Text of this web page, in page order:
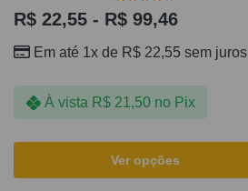
R$ 22,55 - R$ 99,46
Em até 1x de R$ 22,55 sem juros
À vista R$21,50 no Pix
Ver opções